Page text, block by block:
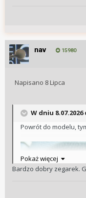
nav 15980
Napisano 8 Lipca
W dniu 8.07.2026
Powrót do modelu,
Pokaż więcej
Bardzo dobry zegarek.